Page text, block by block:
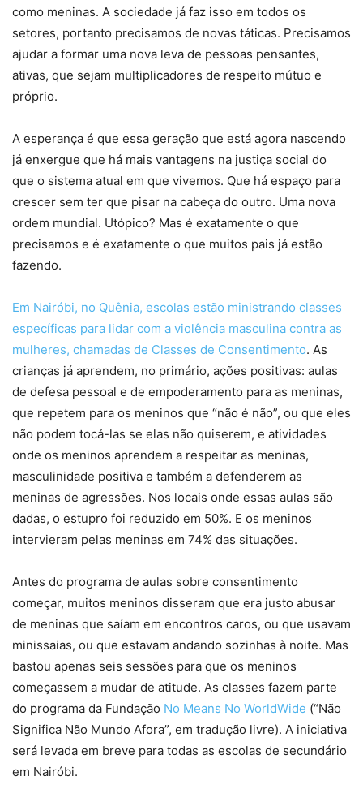
como meninas. A sociedade já faz isso em todos os
setores, portanto precisamos de novas táticas. Precisamos
ajudar a formar uma nova leva de pessoas pensantes,
ativas, que sejam multiplicadores de respeito mútuo e
próprio.
A esperança é que essa geração que está agora nascendo
já enxergue que há mais vantagens na justiça social do
que o sistema atual em que vivemos. Que há espaço para
crescer sem ter que pisar na cabeça do outro. Uma nova
ordem mundial. Utópico? Mas é exatamente o que
precisamos e é exatamente o que muitos pais já estão
fazendo.
Em Nairóbi, no Quênia, escolas estão ministrando classes
específicas para lidar com a violência masculina contra as
mulheres, chamadas de Classes de Consentimento. As
crianças já aprendem, no primário, ações positivas: aulas
de defesa pessoal e de empoderamento para as meninas,
que repetem para os meninos que “não é não”, ou que eles
não podem tocá-las se elas não quiserem, e atividades
onde os meninos aprendem a respeitar as meninas,
masculinidade positiva e também a defenderem as
meninas de agressões. Nos locais onde essas aulas são
dadas, o estupro foi reduzido em 50%. E os meninos
intervieram pelas meninas em 74% das situações.
Antes do programa de aulas sobre consentimento
começar, muitos meninos disseram que era justo abusar
de meninas que saíam em encontros caros, ou que usavam
minissaias, ou que estavam andando sozinhas à noite. Mas
bastou apenas seis sessões para que os meninos
começassem a mudar de atitude. As classes fazem parte
do programa da Fundação No Means No WorldWide (“Não
Significa Não Mundo Afora”, em tradução livre). A iniciativa
será levada em breve para todas as escolas de secundário
em Nairóbi.